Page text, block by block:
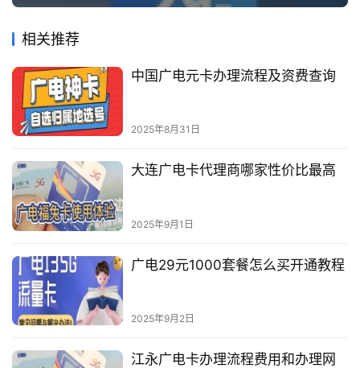
相关推荐
中国广电元卡办理流程及资费查询
2025年8月31日
大连广电卡代理商哪家性价比最高
2025年9月1日
广电29元1000套餐怎么买开通教程
2025年9月2日
江永广电卡办理流程费用和办理网